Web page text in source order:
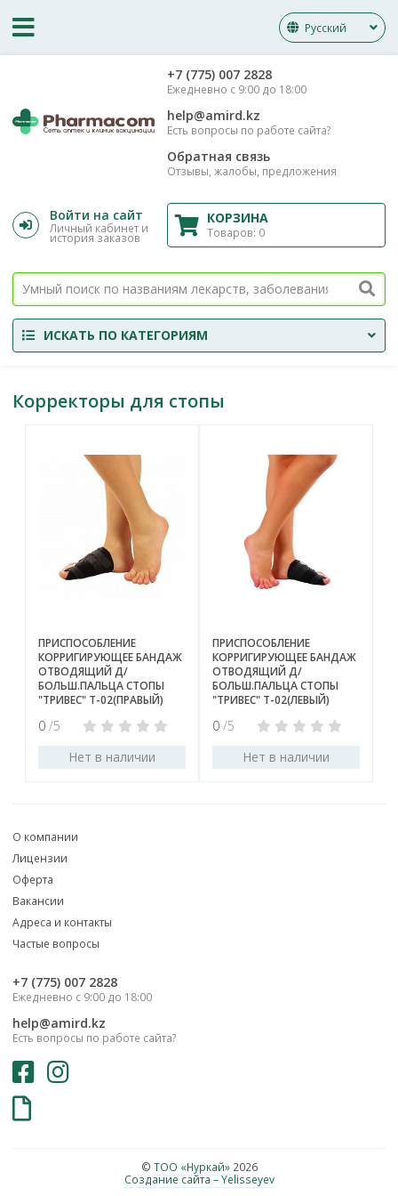
Русский
‎+7 (775) 007 2828
Ежедневно с 9:00 до 18:00
help@amird.kz
Есть вопросы по работе сайта?
Обратная связь
Отзывы, жалобы, предложения
Войти на сайт
Личный кабинет и
история заказов
КОРЗИНА
Товаров: 0
ИСКАТЬ ПО КАТЕГОРИЯМ
Корректоры для стопы
ПРИСПОСОБЛЕНИЕ
КОРРИГИРУЮЩЕЕ БАНДАЖ
ОТВОДЯЩИЙ Д/
БОЛЬШ.ПАЛЬЦА СТОПЫ
"ТРИВЕС" Т-02(ПРАВЫЙ)
0 /5
Нет в наличии
ПРИСПОСОБЛЕНИЕ
КОРРИГИРУЮЩЕЕ БАНДАЖ
ОТВОДЯЩИЙ Д/
БОЛЬШ.ПАЛЬЦА СТОПЫ
"ТРИВЕС" Т-02(ЛЕВЫЙ)
0 /5
Нет в наличии
О компании
Лицензии
Оферта
Вакансии
Адреса и контакты
Частые вопросы
‎+7 (775) 007 2828
Ежедневно с 9:00 до 18:00
help@amird.kz
Есть вопросы по работе сайта?
© ТОО «Нуркай»2026
Создание сайта – Yelisseyev